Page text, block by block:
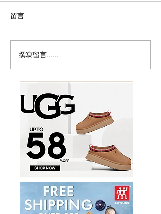
密西沙加香港節8月15至16
日載譽歸來免費禮品、地
道美食、全新電影專區、
兒童遊樂區及世港盃賽
事 六大亮點登場
留言
撰寫留言......